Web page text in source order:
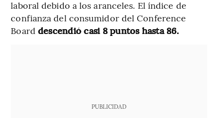
laboral debido a los aranceles. El índice de
confianza del consumidor del Conference
Board descendió casi 8 puntos hasta 86.
PUBLICIDAD